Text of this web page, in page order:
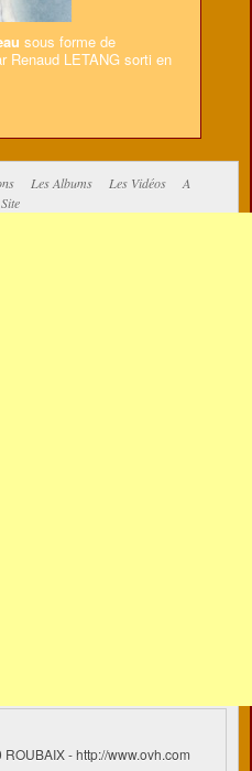
sous forme de
Renaud LETANG sorti en
Les Albums Les Vidéos
A
- http://www.ovh.com